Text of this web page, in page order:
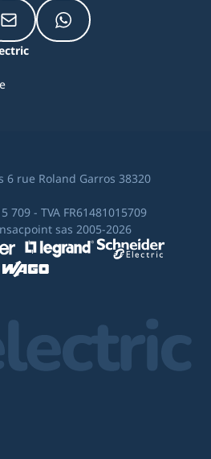
6 rue Roland Garros 38320
709 - TVA FR61481015709
sas 2005-2026